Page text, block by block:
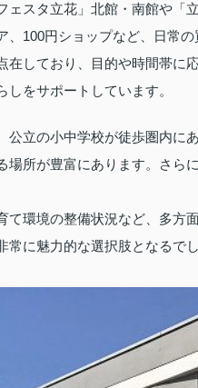
スタ立花」北館・南館や「
100円ショップなど、日常
在しており、目的や時間帯に
をサポートしています。
立の小中学校が徒歩圏内に
所が豊富にあります。さら
て環境の整備状況など、多方
に魅力的な選択肢となるでし